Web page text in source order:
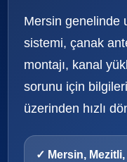
Mersin genelinde
sistemi, çanak
montajı, kanal
sorunu için
üzerinden hızlı
✓ Mersin,